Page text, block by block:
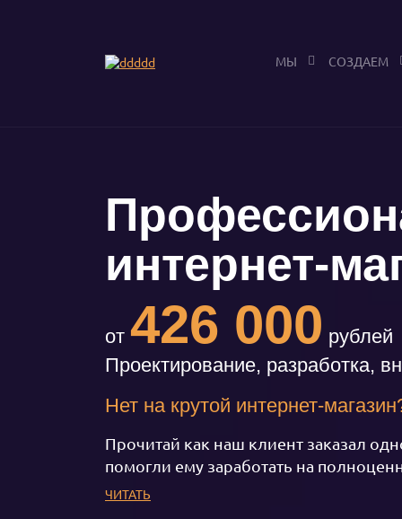
МЫ СОЗДАЕМ
интернет-
от 426 000 рублей
Проектирование, разработка,
Нет на крутой интернет-
Прочитай как наш клиент заказал
помогли ему заработать на
ЧИТАТЬ